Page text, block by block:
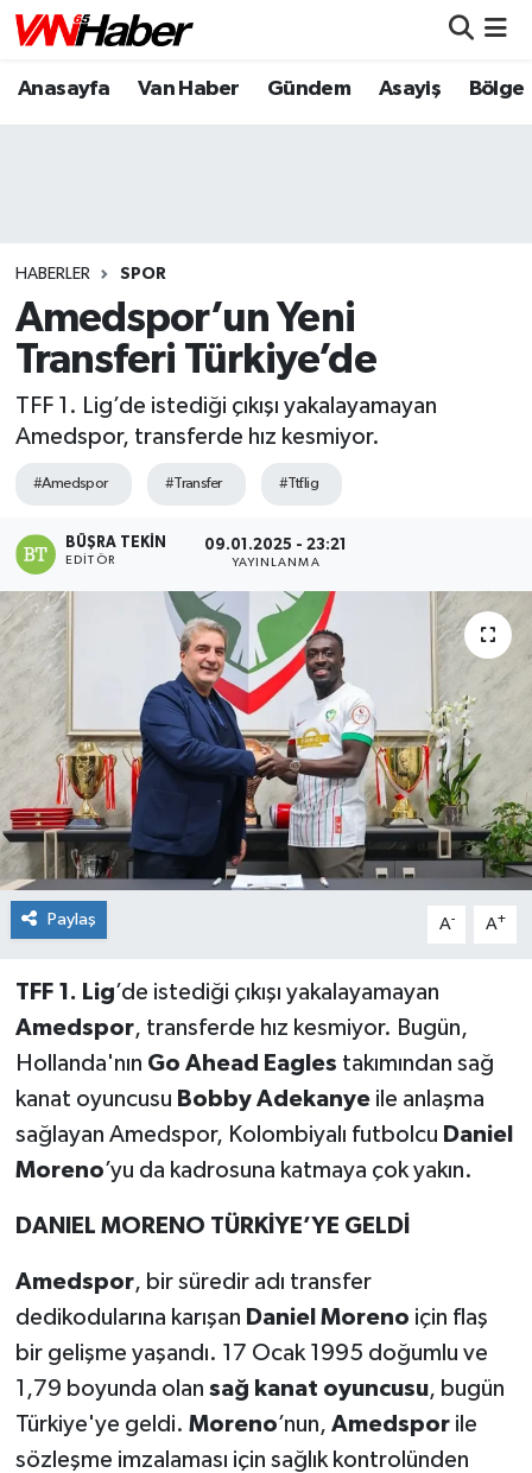
Anasayfa Van Haber Gündem Asayiş Bölge
HABERLER SPOR
Amedspor’un Yeni
Transferi Türkiye’de
TFF 1. Lig’de istediği çıkışı yakalayamayan
Amedspor, transferde hız kesmiyor.
#Amedspor #Transfer #Ttf.lig
BÜŞRA TEKIN
EDITÖR
09.01.2025 - 23:21
YAYINLANMA
Paylaş A- A+
TFF 1. Lig’de istediği çıkışı yakalayamayan
Amedspor, transferde hız kesmiyor. Bugün,
Hollanda'nın Go Ahead Eagles takımından sağ
kanat oyuncusu Bobby Adekanyeile anlaşma
sağlayan Amedspor, Kolombiyalı futbolcu Daniel
Moreno’yu da kadrosuna katmaya çok yakın.
DANIEL MORENO TÜRKİYE’YE GELDİ
Amedspor, bir süredir adı transfer
dedikodularına karışan Daniel Moreno için flaş
bir gelişme yaşandı. 17 Ocak 1995 doğumlu ve
1,79 boyunda olan sağ kanat oyuncusu, bugün
Türkiye'ye geldi. Moreno’nun, Amedsporile
sözleşme imzalaması için sağlık kontrolünden
Nöbetçi Eczaneler
Puan Durumu ve Fikstür
Tüm Manşetler
Son Dakika Haberleri
Haber Arşivi